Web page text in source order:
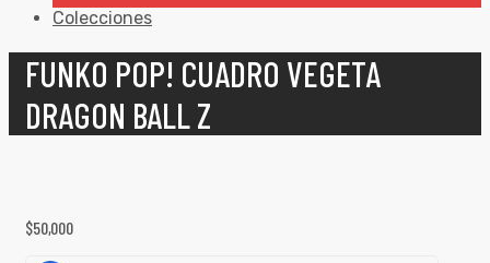
Colecciones
FUNKO POP! CUADRO VEGETA
DRAGON BALL Z
$50,000